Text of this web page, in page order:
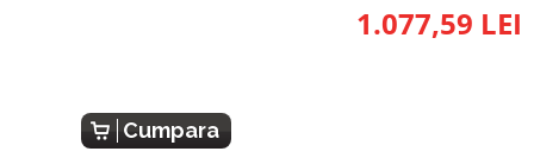
1.077,59 LEI
Cumpara